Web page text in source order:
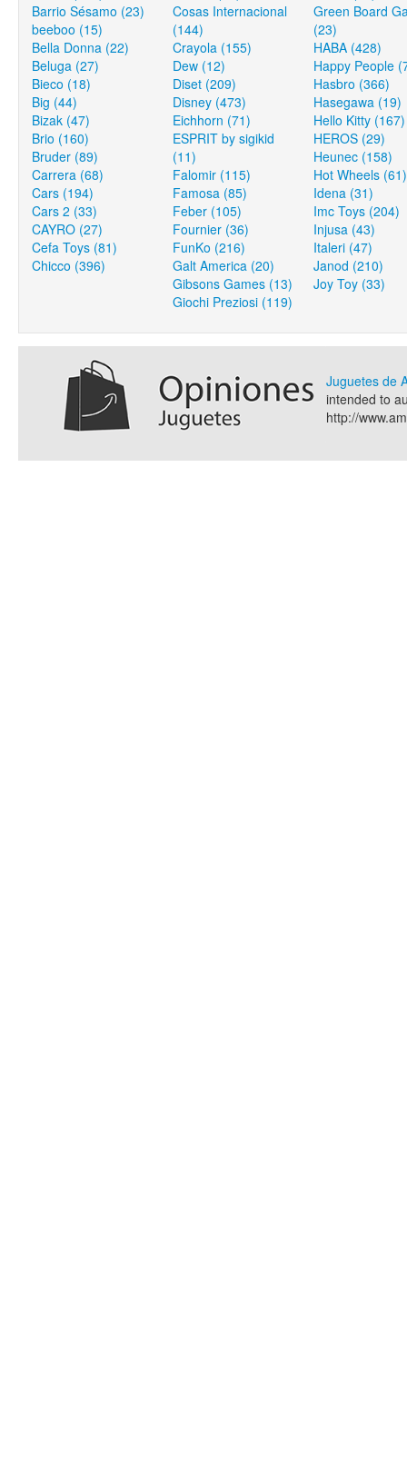
Barrio Sésamo (23)
beeboo (15)
Bella Donna (22)
Beluga (27)
Bieco (18)
Big (44)
Bizak (47)
Brio (160)
Bruder (89)
Carrera (68)
Cars (194)
Cars 2 (33)
CAYRO (27)
Cefa Toys (81)
Chicco (396)
Cosas Internacional
(144)
Crayola (155)
Dew (12)
Diset (209)
Disney (473)
Eichhorn (71)
ESPRIT by sigikid
(11)
Falomir (115)
Famosa (85)
Feber (105)
Fournier (36)
FunKo (216)
Galt America (20)
Gibsons Games (13)
Giochi Preziosi (119)
Green Board
(23)
HABA (428)
Happy People
Hasbro (366)
Hasegawa (19)
Hello Kitty (167)
HEROS (29)
Heunec (158)
Hot Wheels (61)
Idena (31)
Imc Toys (204)
Injusa (43)
Italeri (47)
Janod (210)
Joy Toy (33)
Juguetes de
intended to
http://